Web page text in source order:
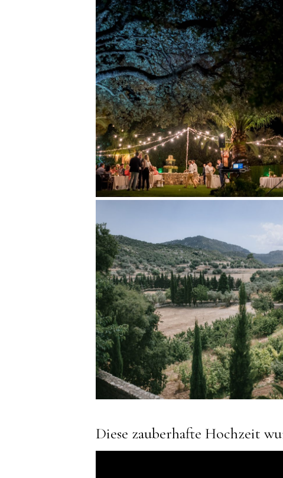
Diese zauberhafte Hochzeit